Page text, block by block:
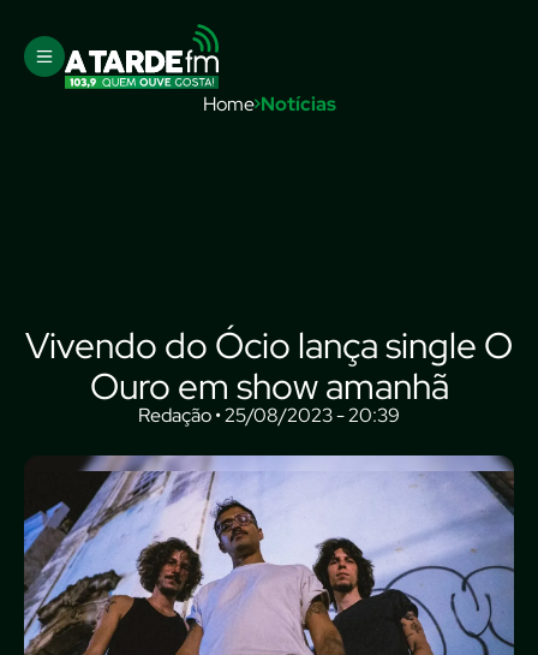
Home Notícias
Vivendo do Ócio lança single O
Ouro em show amanhã
Redação • 25/08/2023 - 20:39